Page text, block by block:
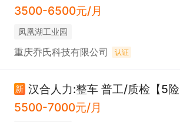
3500-6500元/月
凤凰湖工业园
重庆乔氏科技有限公司 认证
新
5500-7000元/月